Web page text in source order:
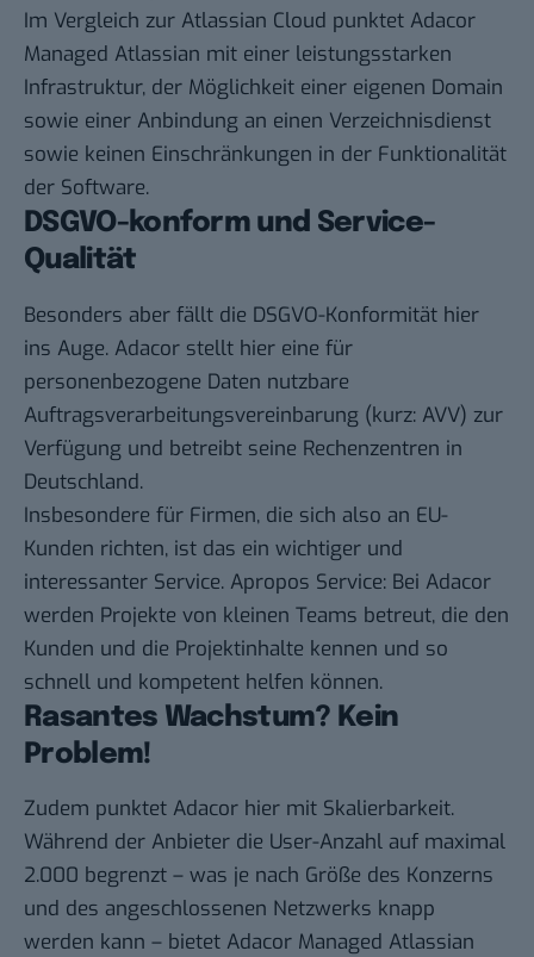
Im Vergleich zur Atlassian Cloud punktet Adacor
Managed Atlassian mit einer leistungsstarken
Infrastruktur, der Möglichkeit einer eigenen Domain
sowie einer Anbindung an einen Verzeichnisdienst
sowie keinen Einschränkungen in der Funktionalität
der Software.
DSGVO-konform und Service-
Qualität
Besonders aber fällt die DSGVO-Konformität hier
ins Auge. Adacor stellt hier eine für
personenbezogene Daten nutzbare
Auftragsverarbeitungsvereinbarung (kurz: AVV) zur
Verfügung und betreibt seine Rechenzentren in
Deutschland.
Insbesondere für Firmen, die sich also an EU-
Kunden richten, ist das ein wichtiger und
interessanter Service. Apropos Service: Bei Adacor
werden Projekte von kleinen Teams betreut, die den
Kunden und die Projektinhalte kennen und so
schnell und kompetent helfen können.
Rasantes Wachstum? Kein
Problem!
Zudem punktet Adacor hier mit Skalierbarkeit.
Während der Anbieter die User-Anzahl auf maximal
2.000 begrenzt – was je nach Größe des Konzerns
und des angeschlossenen Netzwerks knapp
werden kann – bietet Adacor Managed Atlassian